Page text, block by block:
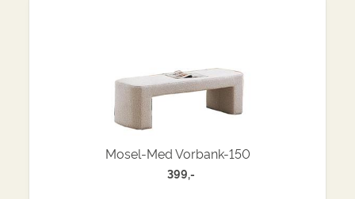
Mosel-Med Vorbank-150
399,-